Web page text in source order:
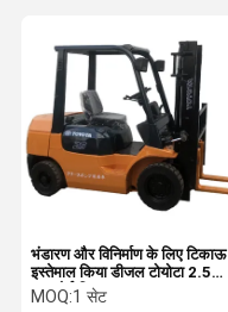
भंडारण और विनिर्माण के लिए टिकाऊ
इस्तेमाल किया डीजल टोयोटा 2.5
टन फोर्कलिफ्ट
MOQ:1 सेट